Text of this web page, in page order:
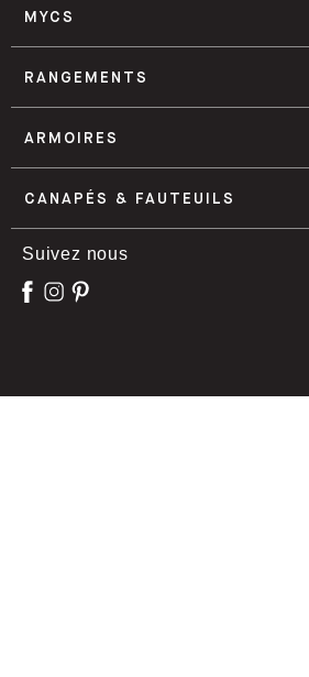
MYCS
RANGEMENTS
ARMOIRES
CANAPÉS & FAUTEUILS
Suivez nous